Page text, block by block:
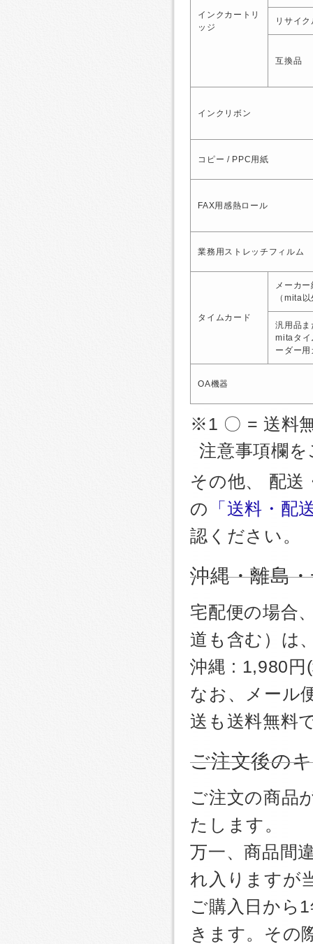
インクカートリ
ッジ
リサイ
互換品
インクリボン
コピー / PPC用紙
FAX用感熱ロール
業務用ストレッチフィルム
タイムカード
メーカ
（mita
汎用品ま
mitaタイ
ーダー
OA機器
※1 〇 = 送料
注意事項欄
その他、 配送
の
「送料・配
認ください。
沖縄・離島
宅配便の場合
道も含む）は
沖縄 : 1,980円
なお、メール
送も送料無料
ご注文後の
ご注文の商品
たします。
万一、商品間
れ入りますが
ご購入日から
きます。その